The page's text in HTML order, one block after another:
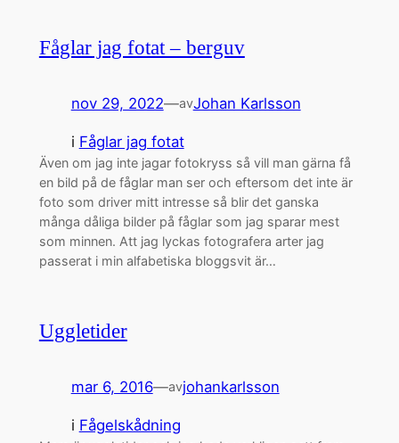
Fåglar jag fotat – berguv
nov 29, 2022—avJohan Karlsson
i Fåglar jag fotat
Även om jag inte jagar fotokryss så vill man gärna få
en bild på de fåglar man ser och eftersom det inte är
foto som driver mitt intresse så blir det ganska
många dåliga bilder på fåglar som jag sparar mest
som minnen. Att jag lyckas fotografera arter jag
passerat i min alfabetiska bloggsvit är…
Uggletider
mar 6, 2016—avjohankarlsson
i Fågelskådning